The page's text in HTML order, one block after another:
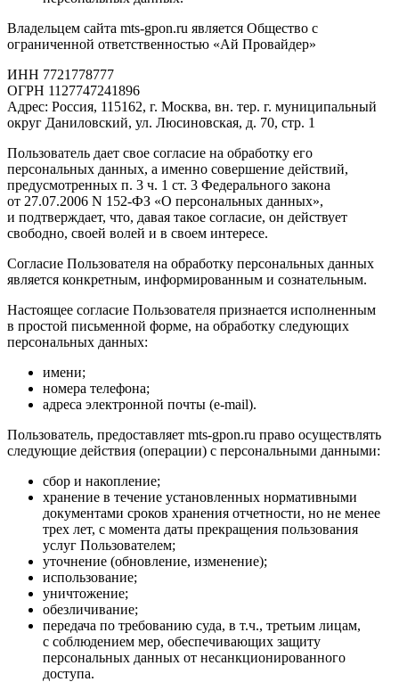
Владельцем сайта mts-gpon.ru является Общество с
ограниченной ответственностью «Ай Провайдер»
ИНН 7721778777
ОГРН 1127747241896
Адрес: Россия, 115162, г. Москва, вн. тер. г. муниципальный
округ Даниловский, ул. Люсиновская, д. 70, стр. 1
Пользователь дает свое согласие на обработку его
персональных данных, а именно совершение действий,
предусмотренных п. 3 ч. 1 ст. 3 Федерального закона
от 27.07.2006 N 152-ФЗ «О персональных данных»,
и подтверждает, что, давая такое согласие, он действует
свободно, своей волей и в своем интересе.
Согласие Пользователя на обработку персональных данных
является конкретным, информированным и сознательным.
Настоящее согласие Пользователя признается исполненным
в простой письменной форме, на обработку следующих
персональных данных:
имени;
номера телефона;
адреса электронной почты (e-mail).
Пользователь, предоставляет mts-gpon.ru право осуществлять
следующие действия (операции) с персональными данными:
сбор и накопление;
хранение в течение установленных нормативными
документами сроков хранения отчетности, но не менее
трех лет, с момента даты прекращения пользования
услуг Пользователем;
уточнение (обновление, изменение);
использование;
уничтожение;
обезличивание;
передача по требованию суда, в т.ч., третьим лицам,
с соблюдением мер, обеспечивающих защиту
персональных данных от несанкционированного
доступа.